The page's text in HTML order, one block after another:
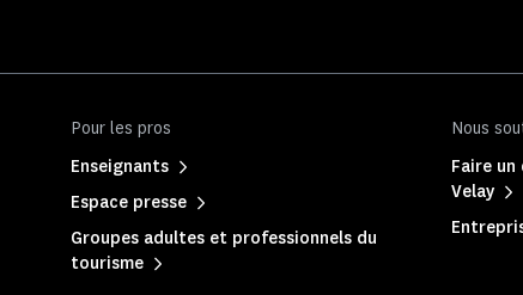
Pour les pros
Enseignants
Espace presse
Groupes adultes et professionnels du
tourisme
Nous
Faire un
Velay